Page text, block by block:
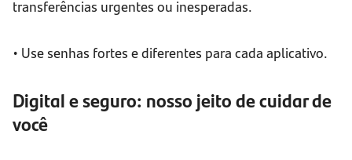
transferências urgentes ou inesperadas.
• Use senhas fortes e diferentes para cada aplicativo.
Digital e seguro: nosso jeito de cuidar de
você